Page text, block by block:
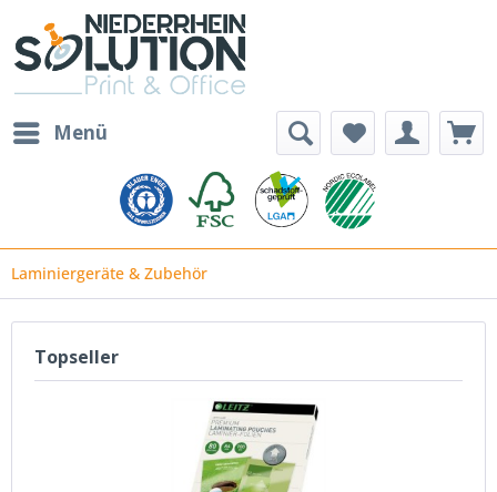
Menü
Laminiergeräte & Zubehör
Topseller